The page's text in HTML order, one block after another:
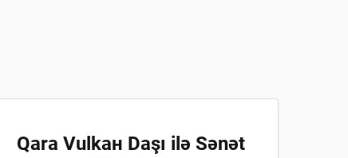
Qara Vulkан Daşı ilə Sənət